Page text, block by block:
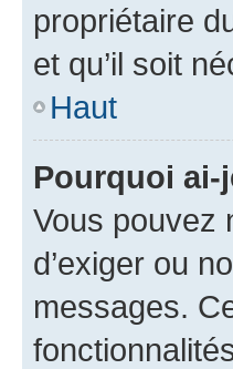
propriétaire
et qu’il soit
Haut
Pourquoi ai-
Vous pouvez
d’exiger ou
messages.